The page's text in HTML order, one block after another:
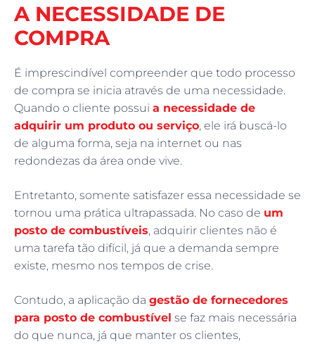
A NECESSIDADE DE
COMPRA
É imprescindível compreender que todo processo
de compra se inicia através de uma necessidade.
Quando o cliente possui a necessidade de
adquirir um produto ou serviço, ele irá buscá-lo
de alguma forma, seja na internet ou nas
redondezas da área onde vive.
Entretanto, somente satisfazer essa necessidade se
tornou uma prática ultrapassada. No caso de um
posto de combustíveis, adquirir clientes não é
uma tarefa tão difícil, já que a demanda sempre
existe, mesmo nos tempos de crise.
Contudo, a aplicação da gestão de fornecedores
para posto de combustível se faz mais necessária
do que nunca, já que manter os clientes,